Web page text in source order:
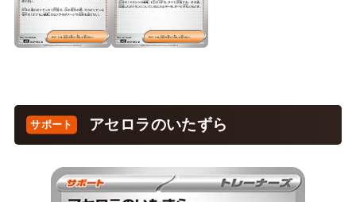
アセロラのいたずら